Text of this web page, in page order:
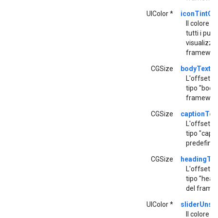
UIColor *
Il colore
tutti i
CGSize
L'offset
tipo
CGSize
L'offset
tipo
CGSize
L'offset
tipo
del
UIColor *
Il colore